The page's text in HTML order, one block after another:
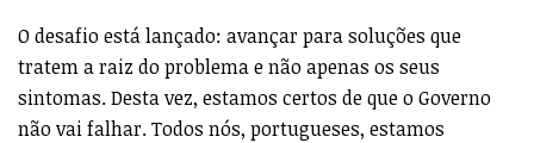
O desafio está lançado: avançar para soluções que
tratem a raiz do problema e não apenas os seus
sintomas. Desta vez, estamos certos de que o Governo
não vai falhar. Todos nós, portugueses, estamos